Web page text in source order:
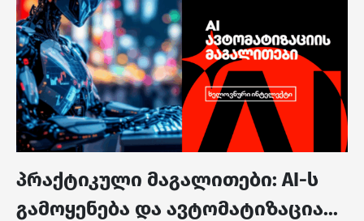
პრაქტიკული მაგალითები: AI-ს
გამოყენება და ავტომატიზაცია...